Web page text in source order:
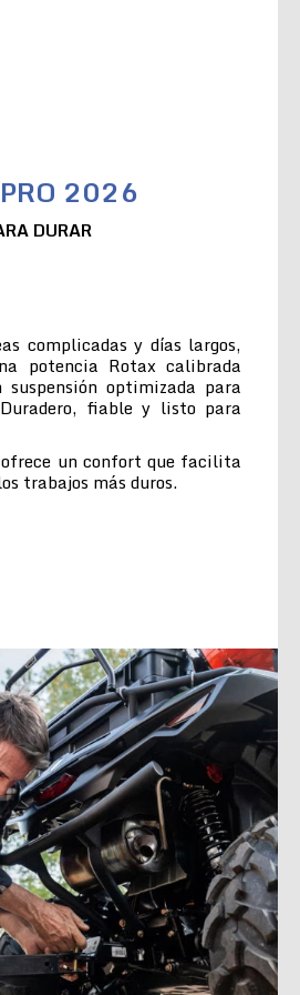
2026
DURAR
complicadas y días largos,
potencia Rotax calibrada
optimizada para
fiable y listo para
un confort que facilita
trabajos más duros.